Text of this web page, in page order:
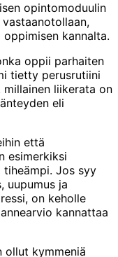
opintomoduulin
kannalta.
oppii parhaiten
tietty perusrutiini
liikerata on
eli
että
esimerkiksi
tiheämpi. Jos syy
uupumus ja
on keholle
kannattaa
ollut kymmeniä